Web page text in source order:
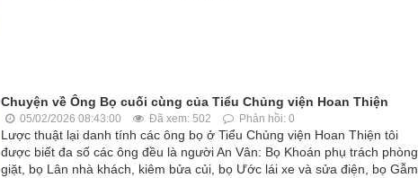
Chuyện về Ông Bọ cuối cùng của Tiểu Chủng viện Hoan Thiện
05/02/2026 08:43:00 Đã xem: 502 Phản hồi: 0
Lược thuật lại danh tính các ông bọ ở Tiểu Chủng viện Hoan Thiện tôi
được biết đa số các ông đều là người An Vân: Bọ Khoán phụ trách phòng
giặt, bọ Lân nhà khách, kiêm bửa củi, bọ Ước lái xe và sửa điện, bọ Gẫm